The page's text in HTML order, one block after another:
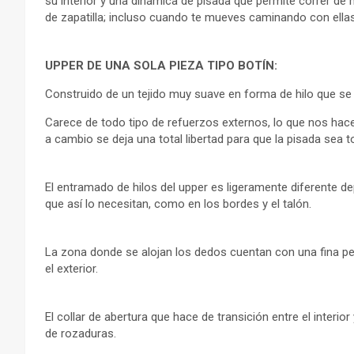
de zapatilla; incluso cuando te mueves caminando con
UPPER DE UNA SOLA PIEZA TIPO BOTÍN:
Construido de un tejido muy suave en forma de hilo que
Carece de todo tipo de refuerzos externos, lo que nos
a cambio se deja una total libertad para que la pisada sea
El entramado de hilos del upper es ligeramente diferente
que así lo necesitan, como en los bordes y el talón.
La zona donde se alojan los dedos cuentan con una fina
el exterior.
El collar de abertura que hace de transición entre el
de rozaduras.